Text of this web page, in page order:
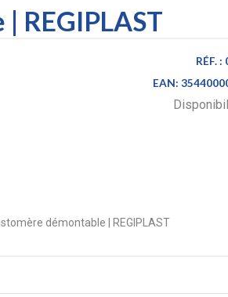
REGIPLAST
RÉF. :
EAN:
démontable | REGIPLAST